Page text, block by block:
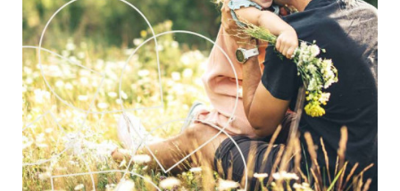
der cts
Dienst
Dienst